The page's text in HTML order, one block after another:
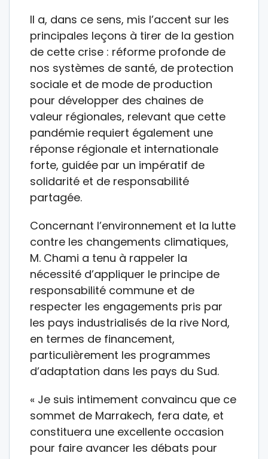
Il a, dans ce sens, mis l’accent sur les
principales leçons à tirer de la gestion
de cette crise : réforme profonde de
nos systèmes de santé, de protection
sociale et de mode de production
pour développer des chaines de
valeur régionales, relevant que cette
pandémie requiert également une
réponse régionale et internationale
forte, guidée par un impératif de
solidarité et de responsabilité
partagée.
Concernant l’environnement et la lutte
contre les changements climatiques,
M. Chami a tenu à rappeler la
nécessité d’appliquer le principe de
responsabilité commune et de
respecter les engagements pris par
les pays industrialisés de la rive Nord,
en termes de financement,
particulièrement les programmes
d’adaptation dans les pays du Sud.
« Je suis intimement convaincu que ce
sommet de Marrakech, fera date, et
constituera une excellente occasion
pour faire avancer les débats pour